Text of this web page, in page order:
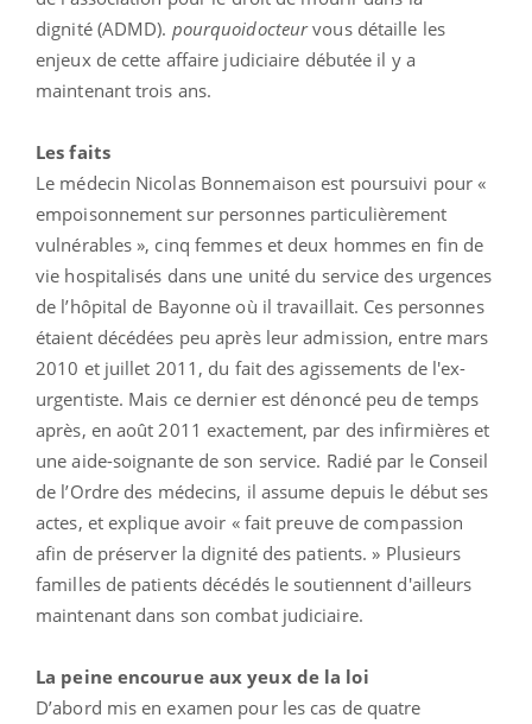
dignité (ADMD). pourquoidocteurvous détaille les
enjeux de cette affaire judiciaire débutée il y a
maintenant trois ans.
Les faits
Le médecin Nicolas Bonnemaison est poursuivi pour «
empoisonnement sur personnes particulièrement
vulnérables », cinq femmes et deux hommes en fin de
vie hospitalisés dans une unité du service des urgences
de l’hôpital de Bayonne où il travaillait. Ces personnes
étaient décédées peu après leur admission, entre mars
2010 et juillet 2011, du fait des agissements de l'ex-
urgentiste. Mais ce dernier est dénoncé peu de temps
après, en août 2011 exactement, par des infirmières et
une aide-soignante de son service. Radié par le Conseil
de l’Ordre des médecins, il assume depuis le début ses
actes, et explique avoir « fait preuve de compassion
afin de préserver la dignité des patients. » Plusieurs
familles de patients décédés le soutiennent d'ailleurs
maintenant dans son combat judiciaire.
La peine encourue aux yeux de la loi
D’abord mis en examen pour les cas de quatre